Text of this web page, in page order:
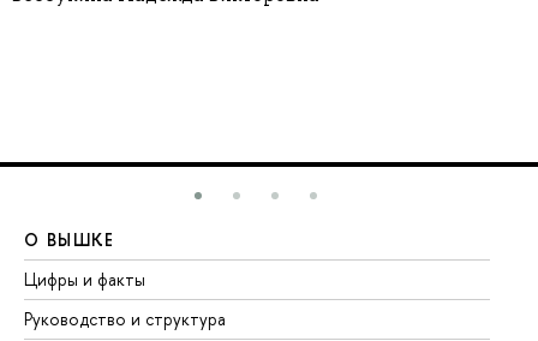
О ВЫШКЕ
Цифры и факты
Руководство и структура